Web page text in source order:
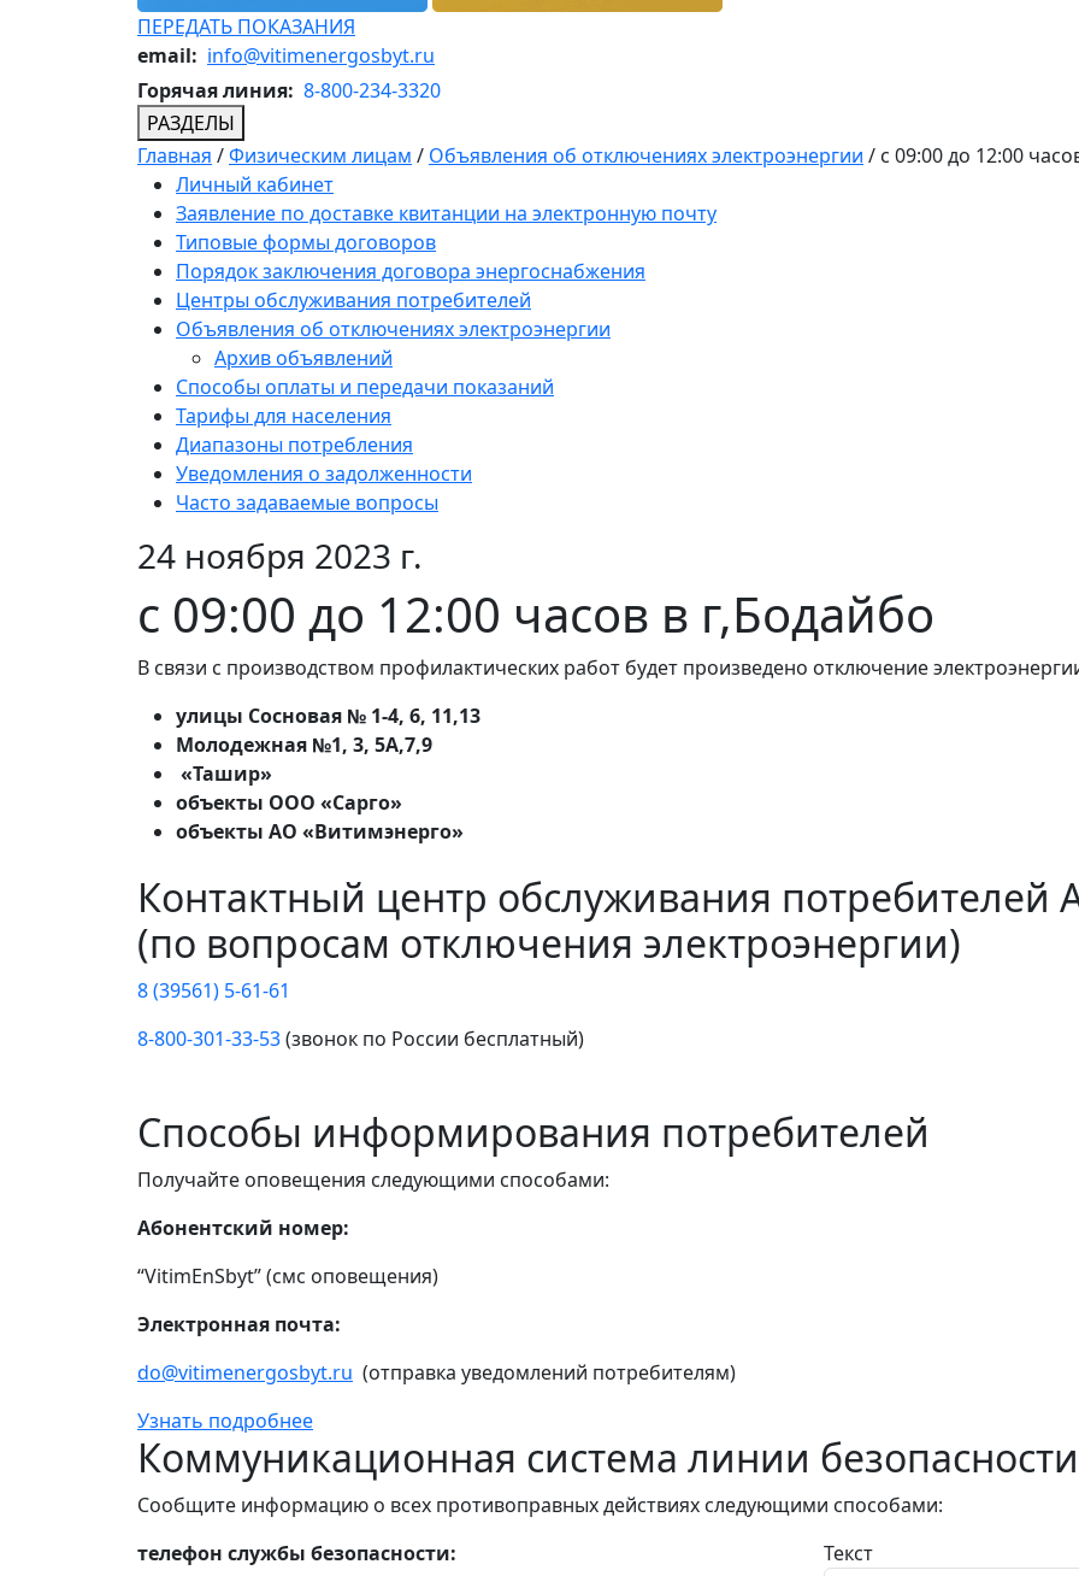
ПЕРЕДАТЬ ПОКАЗАНИЯ
email: info@vitimenergosbyt.ru
Горячая линия: 8-800-234-3320
РАЗДЕЛЫ
Главная /Физическим лицам / Объявления об отключениях электроэнергии / с 09:00 до 12:00
Личный кабинет
Заявление по доставке квитанции на электронную почту
Типовые формы договоров
Порядок заключения договора энергоснабжения
Центры обслуживания потребителей
Объявления об отключениях электроэнергии
Архив объявлений
Способы оплаты и передачи показаний
Тарифы для населения
Диапазоны потребления
Уведомления о задолженности
Часто задаваемые вопросы
24 ноября 2023 г.
с 09:00 до 12:00 часов в г,Бодайбо
В связи с производством профилактических работ будет произведено отключение
улицы Сосновая № 1-4, 6, 11,13
Молодежная №1, 3, 5А,7,9
«Ташир»
объекты ООО «Сарго»
объекты АО «Витимэнерго»
Контактный центр обслуживания потребителей
(по вопросам отключения электроэнергии)
8 (39561) 5-61-61
8-800-301-33-53(звонок по России бесплатный)
Способы информирования потребителей
Получайте оповещения следующими способами:
Абонентский номер:
“VitimEnSbyt” (смс оповещения)
Электронная почта:
do@vitimenergosbyt.ru (отправка уведомлений потребителям)
Узнать подробнее
Коммуникационная система линии безопасности
Сообщите информацию о всех противоправных действиях следующими способами:
телефон службы безопасности:
Текст